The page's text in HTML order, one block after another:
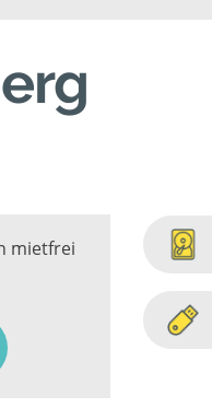
mietfrei